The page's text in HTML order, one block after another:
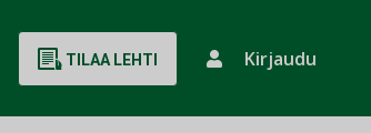
TILAA LEHTI Kirjaudu